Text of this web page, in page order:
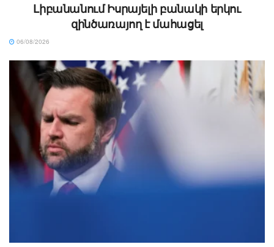
Լիբանանում Իսրայելի բանակի երկու
զինծառայող է մահացել
06/08/2026